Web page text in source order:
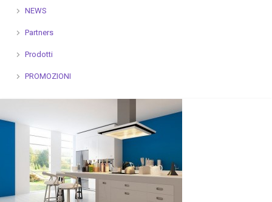
NEWS
Partners
Prodotti
PROMOZIONI